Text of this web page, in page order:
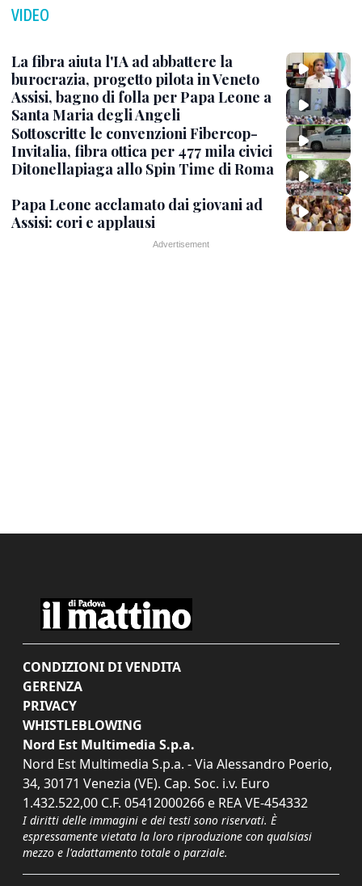
VIDEO
La fibra aiuta l'IA ad abbattere la
burocrazia, progetto pilota in Veneto
Assisi, bagno di folla per Papa Leone a
Santa Maria degli Angeli
Sottoscritte le convenzioni Fibercop-
Invitalia, fibra ottica per 477 mila civici
Ditonellapiaga allo Spin Time di Roma
Papa Leone acclamato dai giovani ad
Assisi: cori e applausi
CONDIZIONI DI VENDITA
GERENZA
PRIVACY
WHISTLEBLOWING
Nord Est Multimedia S.p.a.
Nord Est Multimedia S.p.a. - Via Alessandro Poerio,
34, 30171 Venezia (VE). Cap. Soc. i.v. Euro
1.432.522,00 C.F. 05412000266 e REA VE-454332
I diritti delle immagini e dei testi sono riservati. È
espressamente vietata la loro riproduzione con qualsiasi
mezzo e l'adattamento totale o parziale.